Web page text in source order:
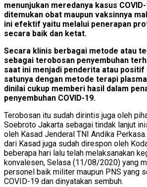
menunjukan meredanya kasus
ditemukan obat maupun vaksinnya
ini efektif yaitu melalui penerapan
secara baik dan ketat.
Secara klinis berbagai metode atau
sebagai terobosan penyembuhan
saat ini menjadi penderita atau positif
satunya dengan metode terapi
dinilai cukup memberi hasil dalam
penyembuhan COVID-19.
Terobosan itu sudah dirintis juga oleh
Soebroto Jakarta sebagai tindak lanjut
oleh Kasad Jenderal TNI Andika
dari Kasad juga sudah direspon oleh
beberapa hari lalu telah melaksanakan
konvalesen, Selasa (11/08/2020) yang
personel baik militer maupun PNS yang
COVID-19 dan dinyatakan sembuh.